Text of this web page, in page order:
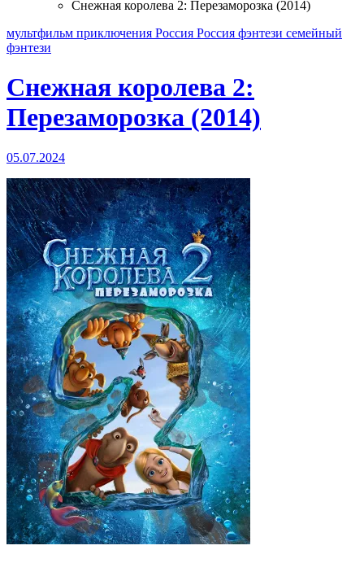
Снежная королева 2: Перезаморозка (2014)
мультфильм приключения Россия Россия фэнтези семейный
фэнтези
Снежная королева 2:
Перезаморозка (2014)
05.07.2024